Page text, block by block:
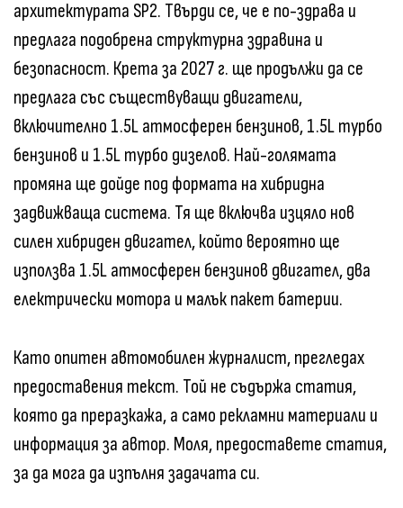
архитектурата SP2. Твърди се, че е по-здрава и
предлага подобрена структурна здравина и
безопасност. Крета за 2027 г. ще продължи да се
предлага със съществуващи двигатели,
включително 1.5L атмосферен бензинов, 1.5L турбо
бензинов и 1.5L турбо дизелов. Най-голямата
промяна ще дойде под формата на хибридна
задвижваща система. Тя ще включва изцяло нов
силен хибриден двигател, който вероятно ще
използва 1.5L атмосферен бензинов двигател, два
електрически мотора и малък пакет батерии.
Като опитен автомобилен журналист, прегледах
предоставения текст. Той не съдържа статия,
която да преразкажа, а само рекламни материали и
информация за автор. Моля, предоставете статия,
за да мога да изпълня задачата си.